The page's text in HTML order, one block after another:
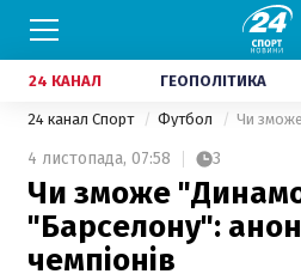
24 КАНАЛ ГЕОПОЛІТИКА
24 канал Спорт Футбол
4 листопада, 07:58 3
Чи зможе
"Барселону":
чемпіонів